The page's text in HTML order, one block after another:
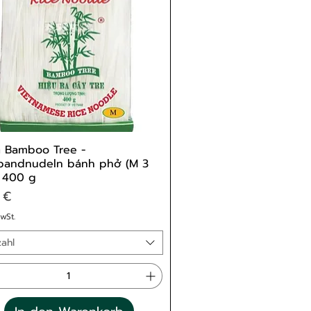
Bamboo Tree -
bánh phở (M 3
400 g
€